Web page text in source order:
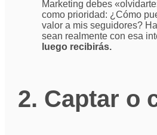
Marketing debes
como prioridad: ¿Cómo
valor a mis seguidores?
sean realmente con esa
luego recibirás.
2. Captar o